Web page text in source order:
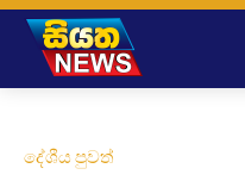
දේශීය පුවත්